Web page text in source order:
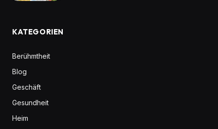
KATEGORIEN
Berühmtheit
Blog
Geschäft
Gesundheit
Heim